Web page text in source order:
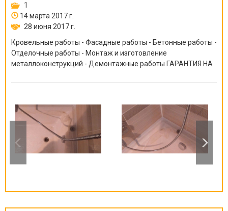
1
14 марта 2017 г.
28 июня 2017 г.
Кровельные работы - Фасадные работы - Бетонные работы -
Отделочные работы - Монтаж и изготовление
металлоконструкций - Демонтажные работы ГАРАНТИЯ НА